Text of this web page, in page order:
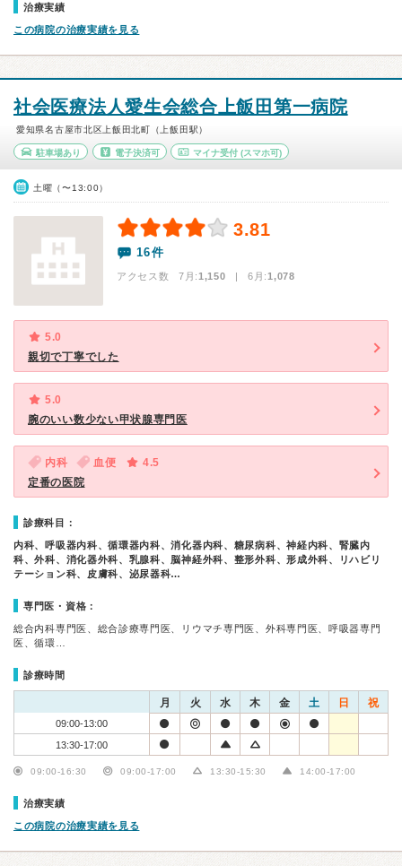
治療実績
この病院の治療実績を見る
社会医療法人愛生会総合上飯田第一病院
愛知県名古屋市北区上飯田北町（上飯田駅）
駐車場あり 電子決済可 マイナ受付 (スマホ可)
土曜（〜13:00）
3.81
16件
アクセス数 7月:1,150 | 6月:1,078
5.0
親切で丁寧でした
5.0
腕のいい数少ない甲状腺専門医
内科 血便
4.5
定番の医院
診療科目：
内科、呼吸器内科、循環器内科、消化器内科、糖尿病科、神経内科、腎臓内
科、外科、消化器外科、乳腺科、脳神経外科、整形外科、形成外科、リハビリ
テーション科、皮膚科、泌尿器科…
専門医・資格：
総合内科専門医、総合診療専門医、リウマチ専門医、外科専門医、呼吸器専門
医、循環…
診療時間
月 火 水 木 金 土 日 祝
09:00-13:00
13:30-17:00
09:00-16:30 09:00-17:00 13:30-15:30 14:00-17:00
治療実績
この病院の治療実績を見る